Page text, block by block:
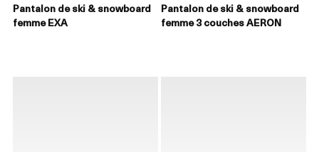
Pantalon de ski & snowboard
femme EXA
Pantalon de ski & snowboard
femme 3 couches AERON